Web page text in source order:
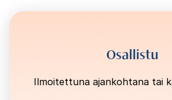
Osallistu
Ilmoitettuna ajankohtana tai